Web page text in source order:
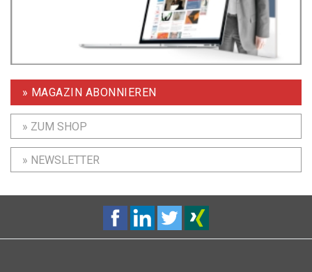
» MAGAZIN ABONNIEREN
» ZUM SHOP
» NEWSLETTER